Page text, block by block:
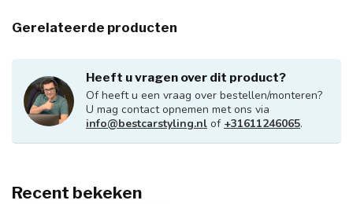
Gerelateerde producten
Heeft u vragen over dit product?
Of heeft u een vraag over bestellen/monteren?
U mag contact opnemen met ons via
info@bestcarstyling.nl of +31611246065.
Recent bekeken